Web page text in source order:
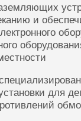
и
для